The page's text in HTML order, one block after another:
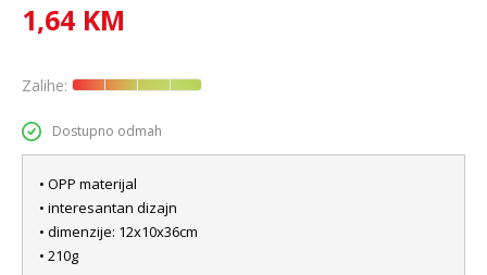
1,64 KM
Zalihe:
Dostupno odmah
• OPP materijal
• interesantan dizajn
• dimenzije: 12x10x36cm
• 210g